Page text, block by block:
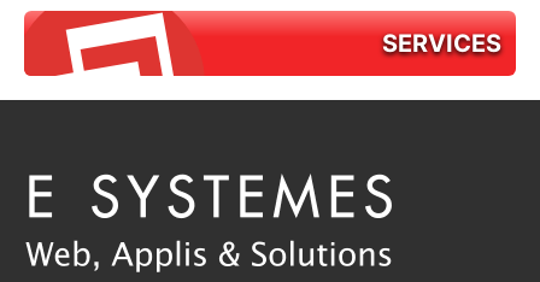
SERVICES